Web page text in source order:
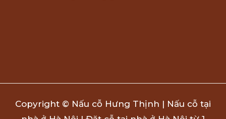
Copyright © Nấu cỗ Hưng Thịnh | Nấu cỗ tại